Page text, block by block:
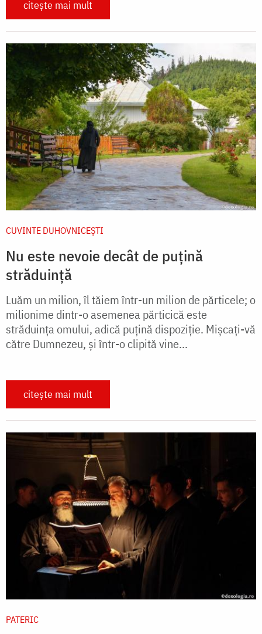
citește mai mult
CUVINTE DUHOVNICEȘTI
Nu este nevoie decât de puțină
străduință
Luăm un milion, îl tăiem într-un milion de părticele; o
milionime dintr-o asemenea părticică este
străduința omului, adică puțină dispoziție. Mișcați-vă
către Dumnezeu, și într-o clipită vine...
citește mai mult
PATERIC